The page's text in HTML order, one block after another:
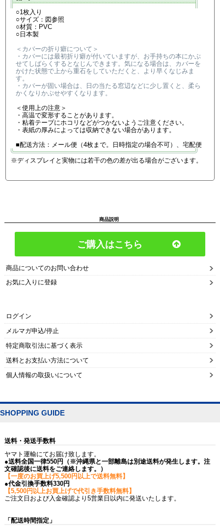
○1枚入り
○サイズ：図参照
○材質：PVC
○日本製
＜カバーの折り癖について＞
・カバーには最初折り癖が付いていますが、お手持ちの本にかぶ
せてしばらくするとなじんできます。気になる場合は、カバーを
かけた状態で上から重石をしていただくと、より早くなじみま
す。
・カバーが固い場合は、日の当たる窓辺などに少し置くと、柔ら
かくなりかぶせやすくなります。
＜使用上の注意＞
・高温で変形することがあります。
・粘着テープにホコリなどがつかないようご注意ください。
・表紙の厚みによっては収納できない場合があります。
■配送方法：メール便（4枚まで。日時指定の場合不可）、宅配便
※ディスプレイと実物には若干の色の差が出る場合がございます。
商品説明
ご購入はこちら
商品についてのお問い合わせ
お気に入りに登録
ログイン
メルマガ申込/停止
特定商取引法に基づく表示
送料とお支払い方法について
個人情報の取扱いについて
SHOPPING GUIDE
送料・発送手数料
ヤマト運輸にてお届け致します。
●送料全国一律550円（※沖縄県と一部離島は別途送料が発生します。注
文確認後に送料をご連絡します。）
【一度のお買上げ5,500円以上で送料無料】
●代金引換手数料330円
【5,500円以上お買上げで代引き手数料無料】
ご注文日および入金確認より5営業日以内に発送いたします。
「配送時間指定」